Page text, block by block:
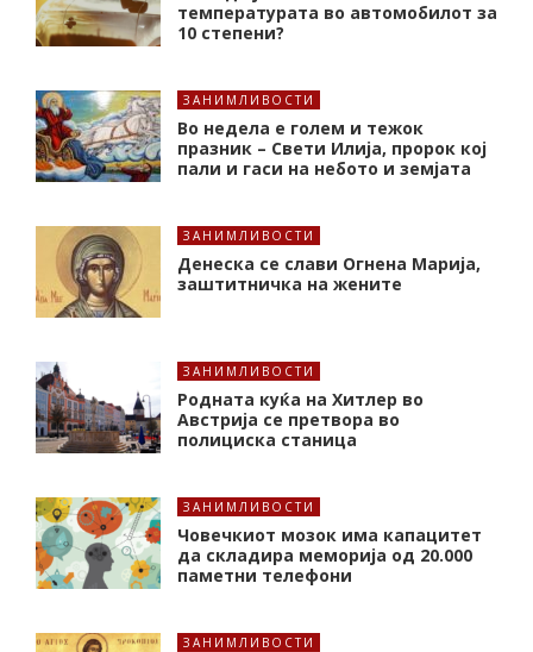
температурата во автомобилот за
10 степени?
ЗАНИМЛИВОСТИ
Во недела е голем и тежок
празник – Свети Илија, пророк кој
пали и гаси на небото и земјата
ЗАНИМЛИВОСТИ
Денеска се слави Огнена Марија,
заштитничка на жените
ЗАНИМЛИВОСТИ
Родната куќа на Хитлер во
Австрија се претвора во
полициска станица
ЗАНИМЛИВОСТИ
Човечкиот мозок има капацитет
да складира меморија од 20.000
паметни телефони
ЗАНИМЛИВОСТИ